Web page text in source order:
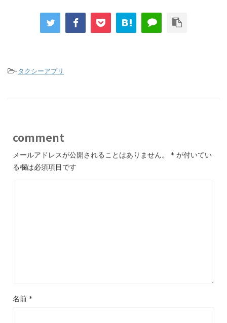
-タクシーアプリ
comment
メールアドレスが公開されることはありません。 * が付いてい
る欄は必須項目です
名前 *